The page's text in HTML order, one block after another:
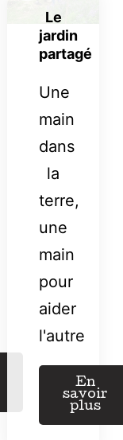
Le
jardin
partagé
Une
main
dans
la
terre,
une
main
pour
aider
l'autre
En
savoir
plus